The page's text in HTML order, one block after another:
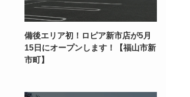
備後エリア初！ロピア新市店が5月
15日にオープンします！【福山市新
市町】